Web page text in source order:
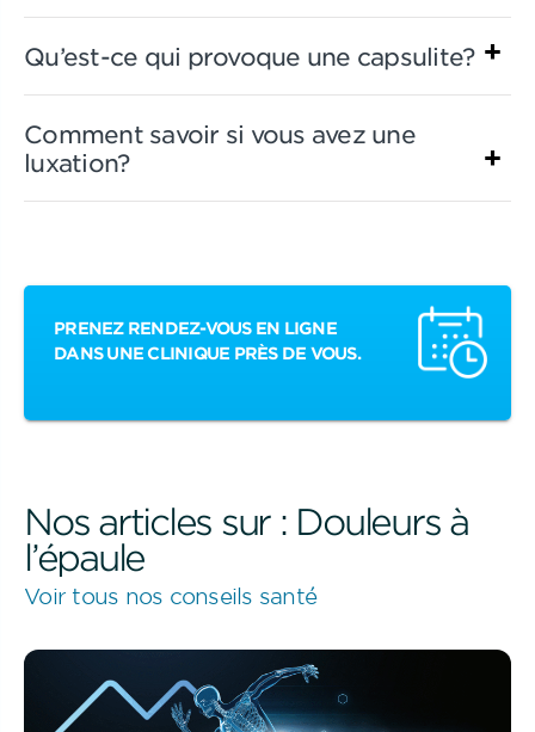
Qu’est-ce qui provoque une capsulite?
Comment savoir si vous avez une
luxation?
PRENEZ RENDEZ-VOUS EN LIGNE
DANS UNE CLINIQUE PRÈS DE VOUS.
Nos articles sur : Douleurs à
l’épaule
Voir tous nos conseils santé